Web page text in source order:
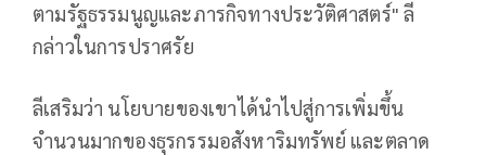
ตามรัฐธรรมนูญและภารกิจทางประวัติศาสตร์" ลี
กล่าวในการปราศรัย
ลีเสริมว่า นโยบายของเขาได้นำไปสู่การเพิ่มขึ้น
จำนวนมากของธุรกรรมอสังหาริมทรัพย์ และตลาด